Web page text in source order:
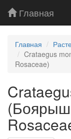
Главная
Главная
Crataegus
Rosaceae)